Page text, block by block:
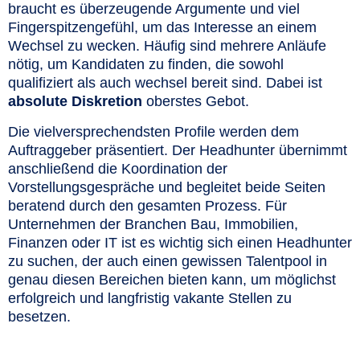
braucht es überzeugende Argumente und viel
Fingerspitzengefühl, um das Interesse an einem
Wechsel zu wecken. Häufig sind mehrere Anläufe
nötig, um Kandidaten zu finden, die sowohl
qualifiziert als auch wechsel bereit sind. Dabei ist
absolute Diskretion oberstes Gebot.
Die vielversprechendsten Profile werden dem
Auftraggeber präsentiert. Der Headhunter übernimmt
anschließend die Koordination der
Vorstellungsgespräche und begleitet beide Seiten
beratend durch den gesamten Prozess. Für
Unternehmen der Branchen Bau, Immobilien,
Finanzen oder IT ist es wichtig sich einen Headhunter
zu suchen, der auch einen gewissen Talentpool in
genau diesen Bereichen bieten kann, um möglichst
erfolgreich und langfristig vakante Stellen zu
besetzen.